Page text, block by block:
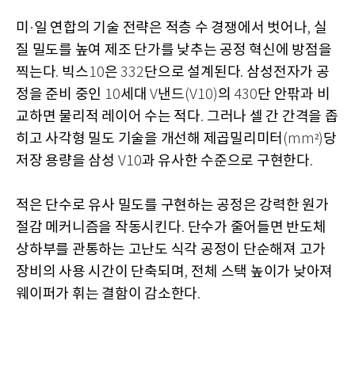
미 ·일 연합의 기술 전략은 적층 수 경쟁에서 벗어나, 실
질 밀도를 높여 제조 단가를 낮추는 공정 혁신에 방점을
찍는다. 빅스10은332단으로 설계된다. 삼성전자가 공
정을 준비 중인 10세대 V낸드(V10)의 430단 안팎과 비
교하면 물리적 레이어 수는 적다. 그러나 셀 간 간격을 좁
히고 사각형 밀도 기술을 개선해 제곱밀리미터 (mm²)당
저장 용량을 삼성 V10과 유사한 수준으로 구현한다.
적은 단수로 유사 밀도를 구현하는 공정은 강력한 원가
절감 메커니즘을 작동시킨다. 단수가 줄어들면 반도체
상하부를 관통하는 고난도 식각 공정이 단순해져 고가
장비의 사용 시간이 단축되며 , 전체 스택 높이가 낮아져
웨이퍼가 휘는 결함이 감소한다.